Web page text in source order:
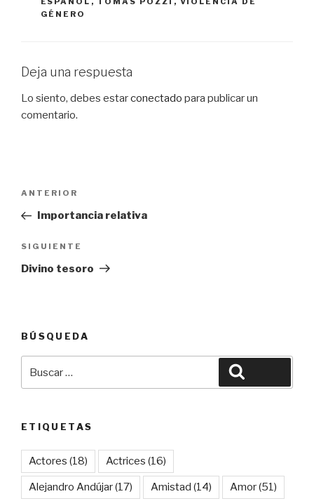
GÉNERO
Deja una respuesta
Lo siento, debes estarconectado para publicar un
comentario.
entradas
Entrada
anterior:
ANTERIOR
Importancia relativa
Siguiente
entrada
SIGUIENTE
Divino tesoro
BÚSQUEDA
por:
ETIQUETAS
Actores (18) Actrices (16)
Alejandro Andújar(17) Amistad (14) Amor(51)